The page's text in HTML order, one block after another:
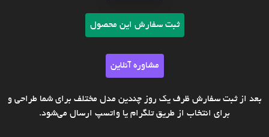
ثبت سفارش این محصول
مشاوره آنلاین
بعد از ثبت سفارش ظرف یک روز چندین مدل مختلف برای شما طراحی و
برای انتخاب از طریق تلگرام یا واتسپ ارسال می‌شود.